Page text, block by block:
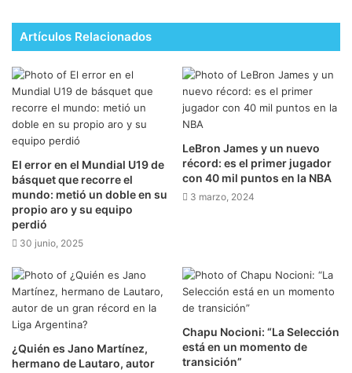
Artículos Relacionados
El error en el Mundial U19 de
básquet que recorre el
mundo: metió un doble en su
propio aro y su equipo
perdió
30 junio, 2025
LeBron James y un nuevo
récord: es el primer jugador
con 40 mil puntos en la NBA
3 marzo, 2024
¿Quién es Jano Martínez,
hermano de Lautaro, autor
Chapu Nocioni: “La Selección
está en un momento de
transición”